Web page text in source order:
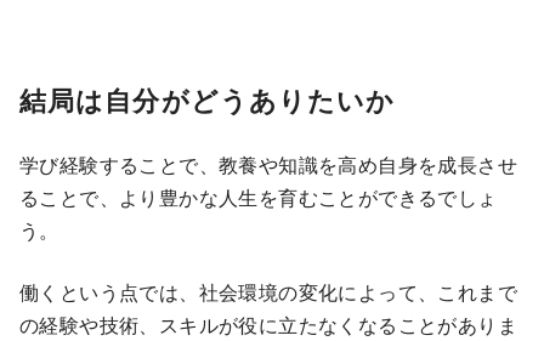
結局は自分がどうありたいか
学び経験することで、教養や知識を高め自身を成長させ
ることで、より豊かな人生を育むことができるでしょ
う。
働くという点では、社会環境の変化によって、これまで
の経験や技術、スキルが役に立たなくなることがありま